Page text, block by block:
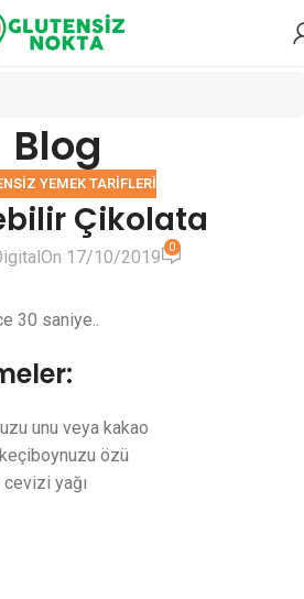
Blog
YEMEK TARIFLERI
Çikolata
On 17/10/2019 0
30 saniye..
unu veya kakao
özü
yağı